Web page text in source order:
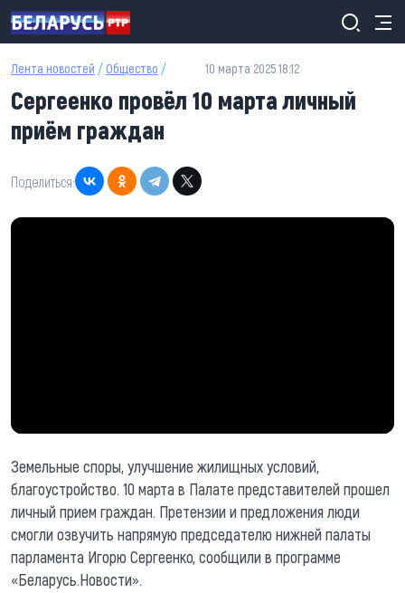
Перейти к основному содержанию
Лента новостей / Общество / 10 марта 2025 18:12
Сергеенко провёл 10 марта личный
приём граждан
Поделиться:
Земельные споры, улучшение жилищных условий,
благоустройство. 10 марта в Палате представителей прошел
личный прием граждан. Претензии и предложения люди
смогли озвучить напрямую председателю нижней палаты
парламента Игорю Сергеенко, сообщили в программе
«Беларусь.Новости».